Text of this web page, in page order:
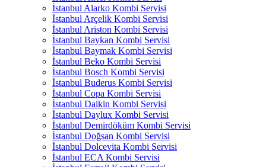
İstanbul Alarko Kombi Servisi
İstanbul Arçelik Kombi Servisi
İstanbul Ariston Kombi Servisi
İstanbul Baykan Kombi Servisi
İstanbul Baymak Kombi Servisi
İstanbul Beko Kombi Servisi
İstanbul Bosch Kombi Servisi
İstanbul Buderus Kombi Servisi
İstanbul Copa Kombi Servisi
İstanbul Daikin Kombi Servisi
İstanbul Daylux Kombi Servisi
İstanbul Demirdöküm Kombi Servisi
İstanbul Doğsan Kombi Servisi
İstanbul Dolcevita Kombi Servisi
İstanbul ECA Kombi Servisi